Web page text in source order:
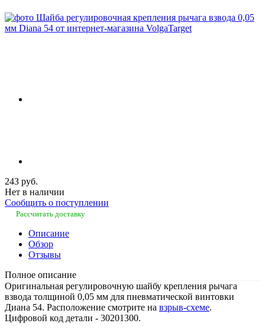
243 руб.
Нет в наличии
Сообщить о поступлении
Рассчитать доставку
Описание
Обзор
Отзывы
Полное описание
Оригинальная регулировочную шайбу крепления рычага
взвода толщиной 0,05 мм для пневматической винтовки
Диана 54. Расположение смотрите на взрыв-схеме.
Цифровой код детали - 30201300.